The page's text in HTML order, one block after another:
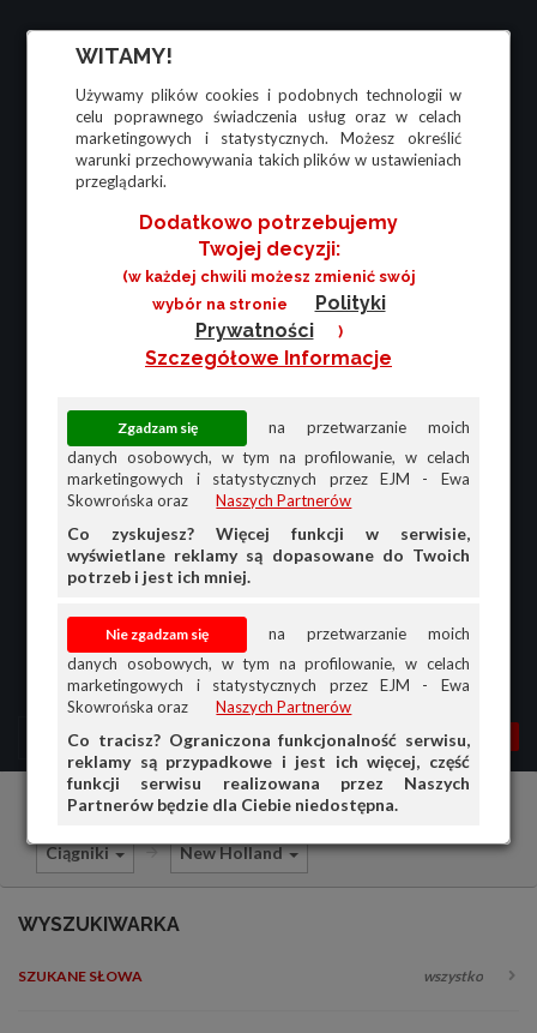
WITAMY!
Używamy plików cookies i podobnych technologii w
celu poprawnego świadczenia usług oraz w celach
marketingowych i statystycznych. Możesz określić
warunki przechowywania takich plików w ustawieniach
przeglądarki.
Dodatkowo potrzebujemy
Twojej decyzji:
(w każdej chwili możesz zmienić swój
wybór na stronie
Polityki
Prywatności
)
Szczegółowe Informacje
na przetwarzanie moich
danych osobowych, w tym na profilowanie, w celach
marketingowych i statystycznych przez EJM - Ewa
Skowrońska oraz
Naszych Partnerów
Co zyskujesz? Więcej funkcji w serwisie,
wyświetlane reklamy są dopasowane do Twoich
potrzeb i jest ich mniej.
na przetwarzanie moich
danych osobowych, w tym na profilowanie, w celach
marketingowych i statystycznych przez EJM - Ewa
Skowrońska oraz
Naszych Partnerów
Co tracisz? Ograniczona funkcjonalność serwisu,
reklamy są przypadkowe i jest ich więcej, część
funkcji serwisu realizowana przez Naszych
Partnerów będzie dla Ciebie niedostępna.
MENU MOJA AG
PRZEGLĄD
OFERTA DLA FIRM
Części do maszyn rolniczych Sprzedam
Ciągniki New Holland
WYSZUKIWARKA
SZUKANE SŁOWA wszystko